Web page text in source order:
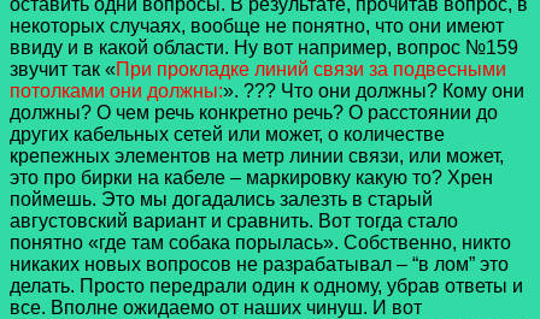
оставить одни вопросы. В результате, прочитав вопрос, в
некоторых случаях, вообще не понятно, что они имеют
ввиду и в какой области. Ну вот например, вопрос №159
звучит так «При прокладке линий связи за подвесными
потолками они должны:». ??? Что они должны? Кому они
должны? О чем речь конкретно речь? О расстоянии до
других кабельных сетей или может, о количестве
крепежных элементов на метр линии связи, или может,
это про бирки на кабеле – маркировку какую то? Хрен
поймешь. Это мы догадались залезть в старый
августовский вариант и сравнить. Вот тогда стало
понятно «где там собака порылась». Собственно, никто
никаких новых вопросов не разрабатывал – “в лом” это
делать. Просто передрали один к одному, убрав ответы и
все. Вполне ожидаемо от наших чинуш. И вот